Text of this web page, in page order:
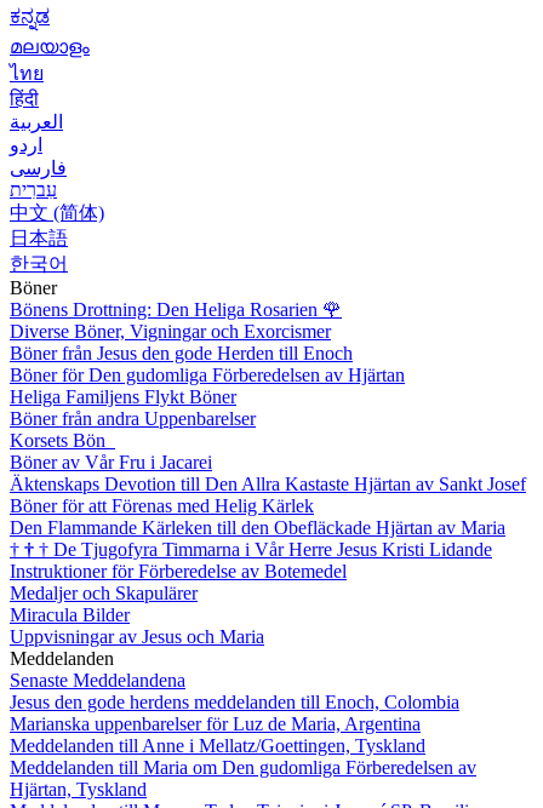
ಕನ್ನಡ
മലയാളം
ไทย
हिंदी
العربية
اردو
فارسی
עִברִית
中文 (简体)
日本語
한국어
Böner
Bönens Drottning: Den Heliga Rosarien 🌹
Diverse Böner, Vigningar och Exorcismer
Böner från Jesus den gode Herden till Enoch
Böner för Den gudomliga Förberedelsen av Hjärtan
Heliga Familjens Flykt Böner
Böner från andra Uppenbarelser
Korsets Bön
Böner av Vår Fru i Jacarei
Äktenskaps Devotion till Den Allra Kastaste Hjärtan av Sankt Josef
Böner för att Förenas med Helig Kärlek
Den Flammande Kärleken till den Obefläckade Hjärtan av Maria
† † † De Tjugofyra Timmarna i Vår Herre Jesus Kristi Lidande
Instruktioner för Förberedelse av Botemedel
Medaljer och Skapulärer
Miracula Bilder
Uppvisningar av Jesus och Maria
Meddelanden
Senaste Meddelandena
Jesus den gode herdens meddelanden till Enoch, Colombia
Marianska uppenbarelser för Luz de Maria, Argentina
Meddelanden till Anne i Mellatz/Goettingen, Tyskland
Meddelanden till Maria om Den gudomliga Förberedelsen av
Hjärtan, Tyskland